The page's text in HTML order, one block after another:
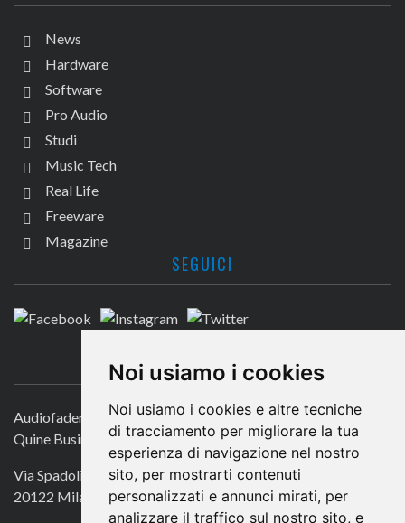
Noi usiamo i cookies
Noi usiamo i cookies e altre tecniche
di tracciamento per migliorare la tua
esperienza di navigazione nel nostro
sito, per mostrarti contenuti
personalizzati e annunci mirati, per
analizzare il traffico sul nostro sito, e
News
Hardware
Software
Pro Audio
Studi
Music Tech
Real Life
Freeware
Magazine
SEGUICI
CONTATTACI
Audiofader.com
Quine Business Publisher
Via Spadolini 7
20122 Milano